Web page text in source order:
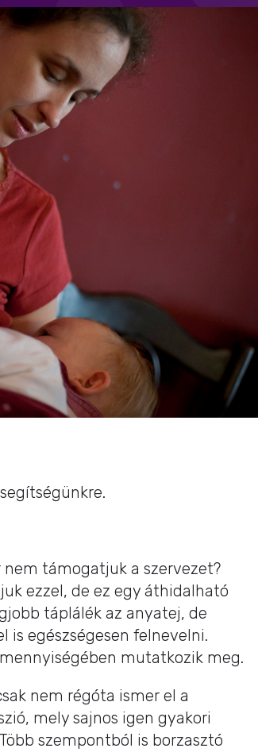
támogatjuk a szervezet?
ezzel, de ez egy áthidalható
táplálék az anyatej, de
is egészségesen felnevelni.
mutatkozik meg.
nem régóta ismer el a
mely sajnos igen gyakori
szempontból is borzasztó